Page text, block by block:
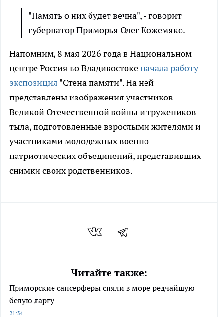
"Память о них будет вечна", - говорит
губернатор Приморья Олег Кожемяко.
Напомним, 8 мая 2026 года в Национальном
центре Россия во Владивостокеначала работу
экспозиция "Стена памяти". На ней
представлены изображения участников
Великой Отечественной войны и тружеников
тыла, подготовленные взрослыми жителями и
участниками молодежных военно-
патриотических объединений, представивших
снимки своих родственников.
Читайте также:
Приморские сапсерферы сняли в море редчайшую
белую ларгу
21:34